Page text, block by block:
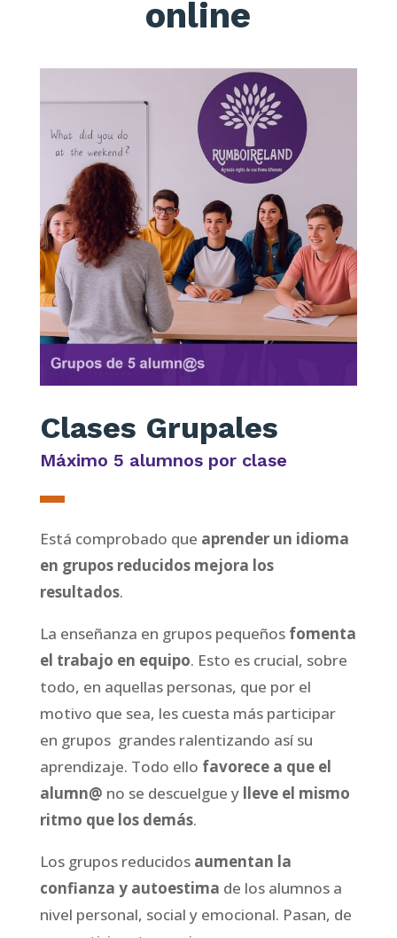
online
Clases Grupales
Máximo 5 alumnos por clase
Está comprobado que aprender un idioma
en grupos reducidos mejora los
resultados.
La enseñanza en grupos pequeños fomenta
el trabajo en equipo. Esto es crucial, sobre
todo, en aquellas personas, que por el
motivo que sea, les cuesta más participar
en grupos grandes ralentizando así su
aprendizaje. Todo ello favorece a que el
alumn@ no se descuelgue y lleve el mismo
ritmo que los demás.
Los grupos reducidos aumentan la
confianza y autoestima de los alumnos a
nivel personal, social y emocional. Pasan, de